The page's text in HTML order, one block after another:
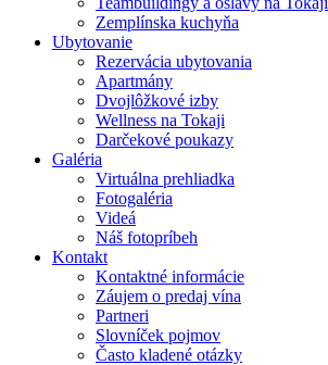
Zemplínska kuchyňa
Ubytovanie
Rezervácia ubytovania
Apartmány
Dvojlôžkové izby
Wellness na Tokaji
Darčekové poukazy
Galéria
Virtuálna prehliadka
Fotogaléria
Videá
Náš fotopríbeh
Kontakt
Kontaktné informácie
Záujem o predaj vína
Partneri
Slovníček pojmov
Často kladené otázky